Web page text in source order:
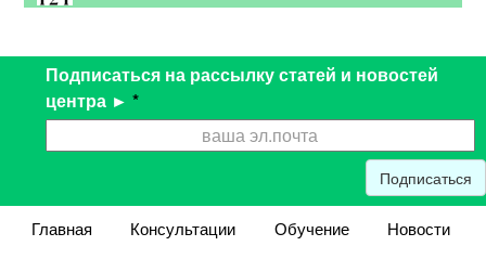
Подписаться на рассылку статей и новостей
центра ► *
Подписаться
Главная Консультации Обучение
Новости